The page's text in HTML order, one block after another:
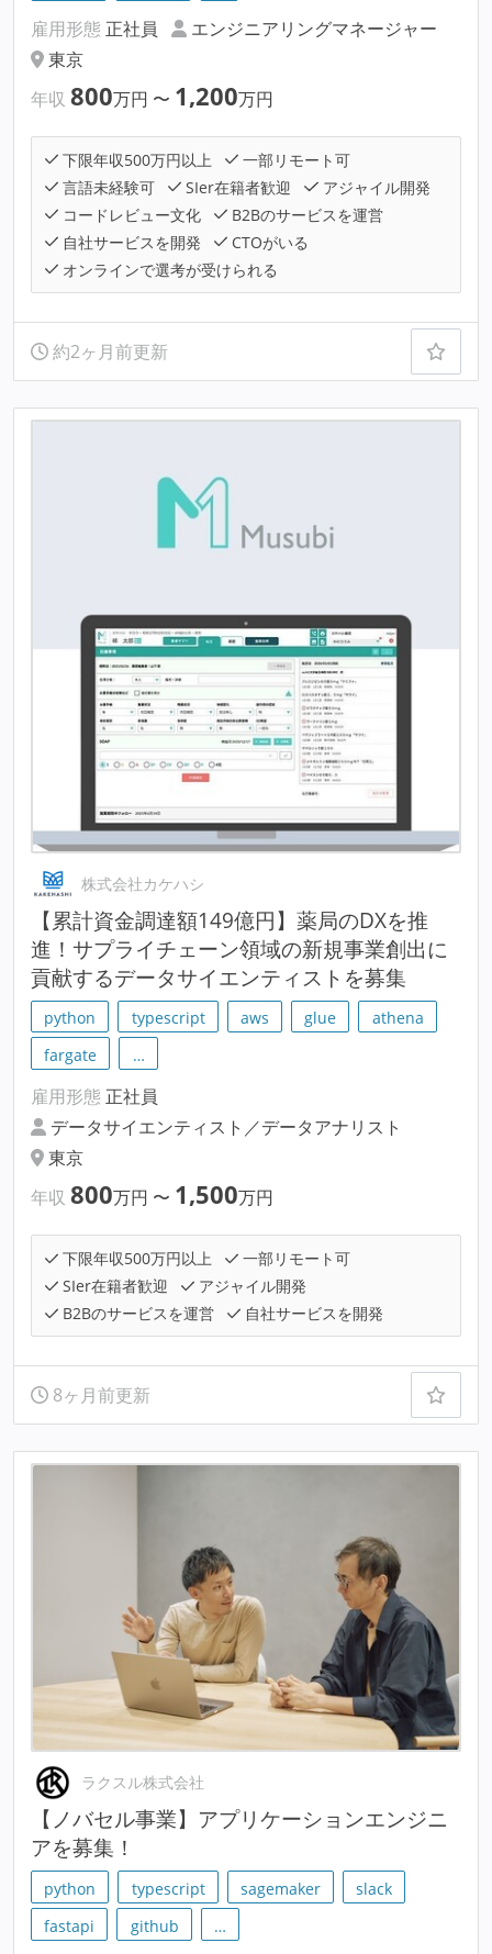
雇用形態 正社員
エンジニアリングマネージャー
東京
年収 800万円 〜 1,200万円
下限年収500万円以上
一部リモート可
言語未経験可
SIer在籍者歓迎
アジャイル開発
コードレビュー文化
B2Bのサービスを運営
自社サービスを開発
CTOがいる
オンラインで選考が受けられる
約2ヶ月前更新
株式会社カケハシ
【累計資金調達額149億円】薬局のDXを推
進！サプライチェーン領域の新規事業創出に
貢献するデータサイエンティストを募集
python typescript aws glue
athena
fargate
…
雇用形態 正社員
データサイエンティスト／データアナリスト
東京
年収 800万円 〜 1,500万円
下限年収500万円以上
一部リモート可
SIer在籍者歓迎
アジャイル開発
B2Bのサービスを運営
自社サービスを開発
8ヶ月前更新
ラクスル株式会社
【ノバセル事業】アプリケーションエンジニ
アを募集！
python typescript sagemaker
slack
fastapi
github …